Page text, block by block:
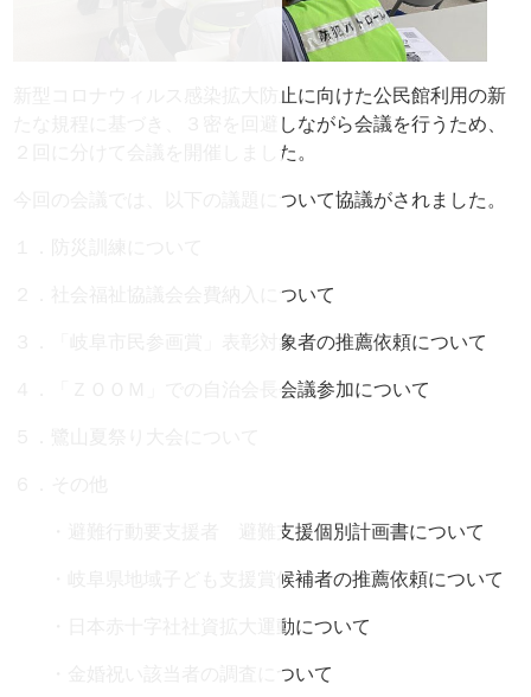
新型コロナウィルス感染拡大防止に向けた公民館利用の新
たな規程に基づき、３密を回避しながら会議を行うため、
２回に分けて会議を開催しました。
今回の会議では、以下の議題について協議がされました。
２．社会福祉協議会会費納入について
３．「岐阜市民参画賞」表彰対象者の推薦依頼について
４．「ＺＯＯＭ」での自治会長会議参加について
・避難行動要支援者 避難支援個別計画書について
・岐阜県地域子ども支援賞候補者の推薦依頼について
・日本赤十字社社資拡大運動について
・金婚祝い該当者の調査について